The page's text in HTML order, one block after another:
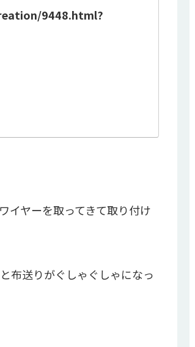
9448.html?
イヤーを取ってきて取り付け
布送りがぐしゃぐしゃになっ